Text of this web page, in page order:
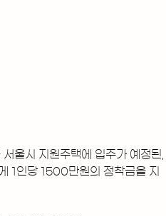
울시 지원주택에 입주가 예정된,
1인당 1500만원의 정착금을 지